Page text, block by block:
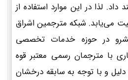
لذا در این موارد استفاده از
می‌یابد. شبکه مترجمین اشراق
در حوزه خدمات تخصصی
با مترجمان رسمی معتبر قوه
و با توجه به سابقه درخشان